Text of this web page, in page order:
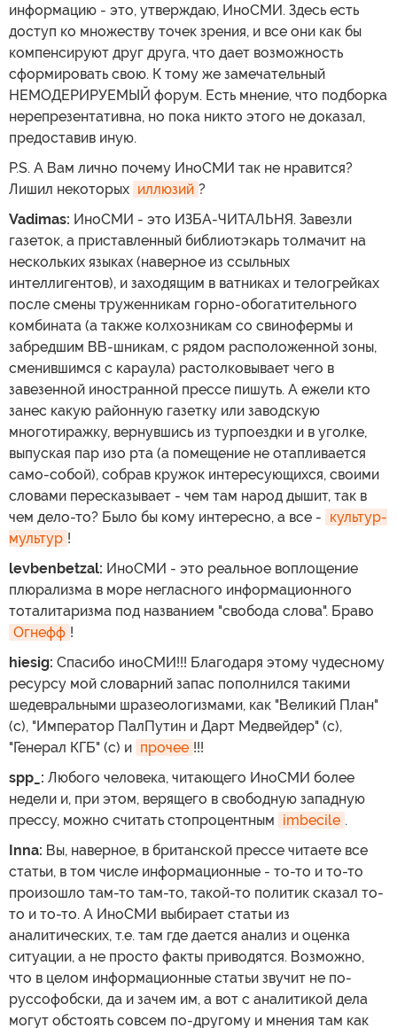
информацию - это, утверждаю, ИноСМИ. Здесь есть
доступ ко множеству точек зрения, и все они как бы
компенсируют друг друга, что дает возможность
сформировать свою. К тому же замечательный
НЕМОДЕРИРУЕМЫЙ форум. Есть мнение, что подборка
нерепрезентативна, но пока никто этого не доказал,
предоставив иную.
P.S. А Вам лично почему ИноСМИ так не нравится?
Лишил некоторых иллюзий ?
Vadimas: ИноСМИ - это ИЗБА-ЧИТАЛЬНЯ. Завезли
газеток, а приставленный библиотэкарь толмачит на
нескольких языках (наверное из ссыльных
интеллигентов), и заходящим в ватниках и телогрейках
после смены труженникам горно-обогатительного
комбината (а также колхозникам со свинофермы и
забредшим ВВ-шникам, с рядом расположенной зоны,
сменившимся с караула) растолковывает чего в
завезенной иностранной прессе пишуть. А ежели кто
занес какую районную газетку или заводскую
многотиражку, вернувшись из турпоездки и в уголке,
выпуская пар изо рта (а помещение не отапливается
само-собой), собрав кружок интересующихся, своими
словами пересказывает - чем там народ дышит, так в
чем дело-то? Было бы кому интересно, а все - культур-
мультур !
levbenbetzal: ИноСМИ - это реальное воплощение
плюрализма в море негласного информационного
тоталитаризма под названием "свобода слова". Браво
Огнефф !
hiesig: Спасибо иноСМИ!!! Благодаря этому чудесному
ресурсу мой словарний запас пополнился такими
шедевральными шразеологизмами, как "Великий План"
(с), "Император ПалПутин и Дарт Медвейдер" (с),
"Генерал КГБ" (с) и прочее !!!
spp_: Любого человека, читающего ИноСМИ более
недели и, при этом, верящего в свободную западную
прессу, можно считать стопроцентным imbecile .
Inna: Вы, наверное, в британской прессе читаете все
статьи, в том числе информационные - то-то и то-то
произошло там-то там-то, такой-то политик сказал то-
то и то-то. А ИноСМИ выбирает статьи из
аналитических, т.е. там где дается анализ и оценка
ситуации, а не просто факты приводятся. Возможно,
что в целом информационные статьи звучит не по-
руссофобски, да и зачем им, а вот с аналитикой дела
могут обстоять совсем по-другому и мнения там как